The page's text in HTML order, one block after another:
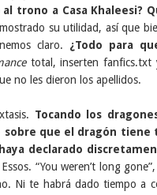
trono a Casa Khaleesi?
su utilidad, así que
claro. ¿Todo para
total, inserten fanfics.txt
no les dieron los apellidos.
Tocando los
que el dragón tiene
declarado
“You weren’t long
Ni te habrá dado tiempo a